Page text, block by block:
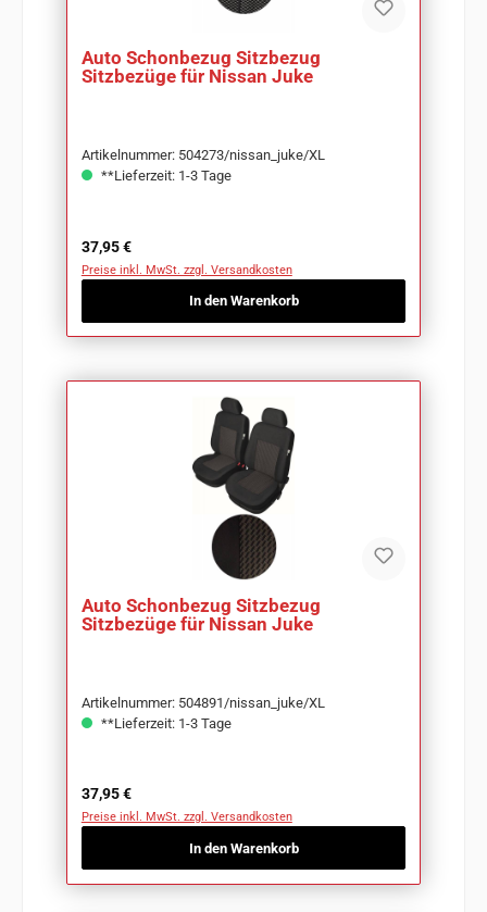
Auto Schonbezug Sitzbezug
Sitzbezüge für Nissan Juke
Artikelnummer: 504273/nissan_juke/XL
**Lieferzeit: 1-3 Tage
Regulärer Preis:
37,95 €
Preise inkl. MwSt. zzgl. Versandkosten
In den Warenkorb
Auto Schonbezug Sitzbezug
Sitzbezüge für Nissan Juke
Artikelnummer: 504891/nissan_juke/XL
**Lieferzeit: 1-3 Tage
Regulärer Preis:
37,95 €
Preise inkl. MwSt. zzgl. Versandkosten
In den Warenkorb